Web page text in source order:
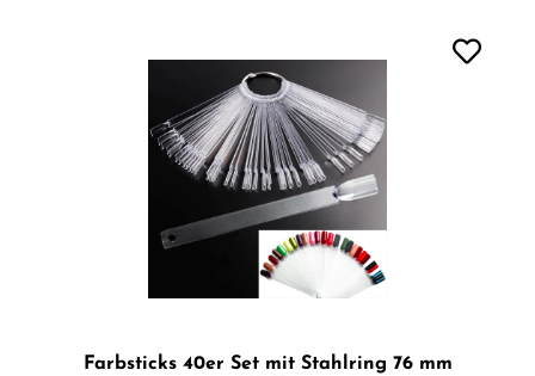
Farbsticks 40er Set mit Stahlring 76 mm